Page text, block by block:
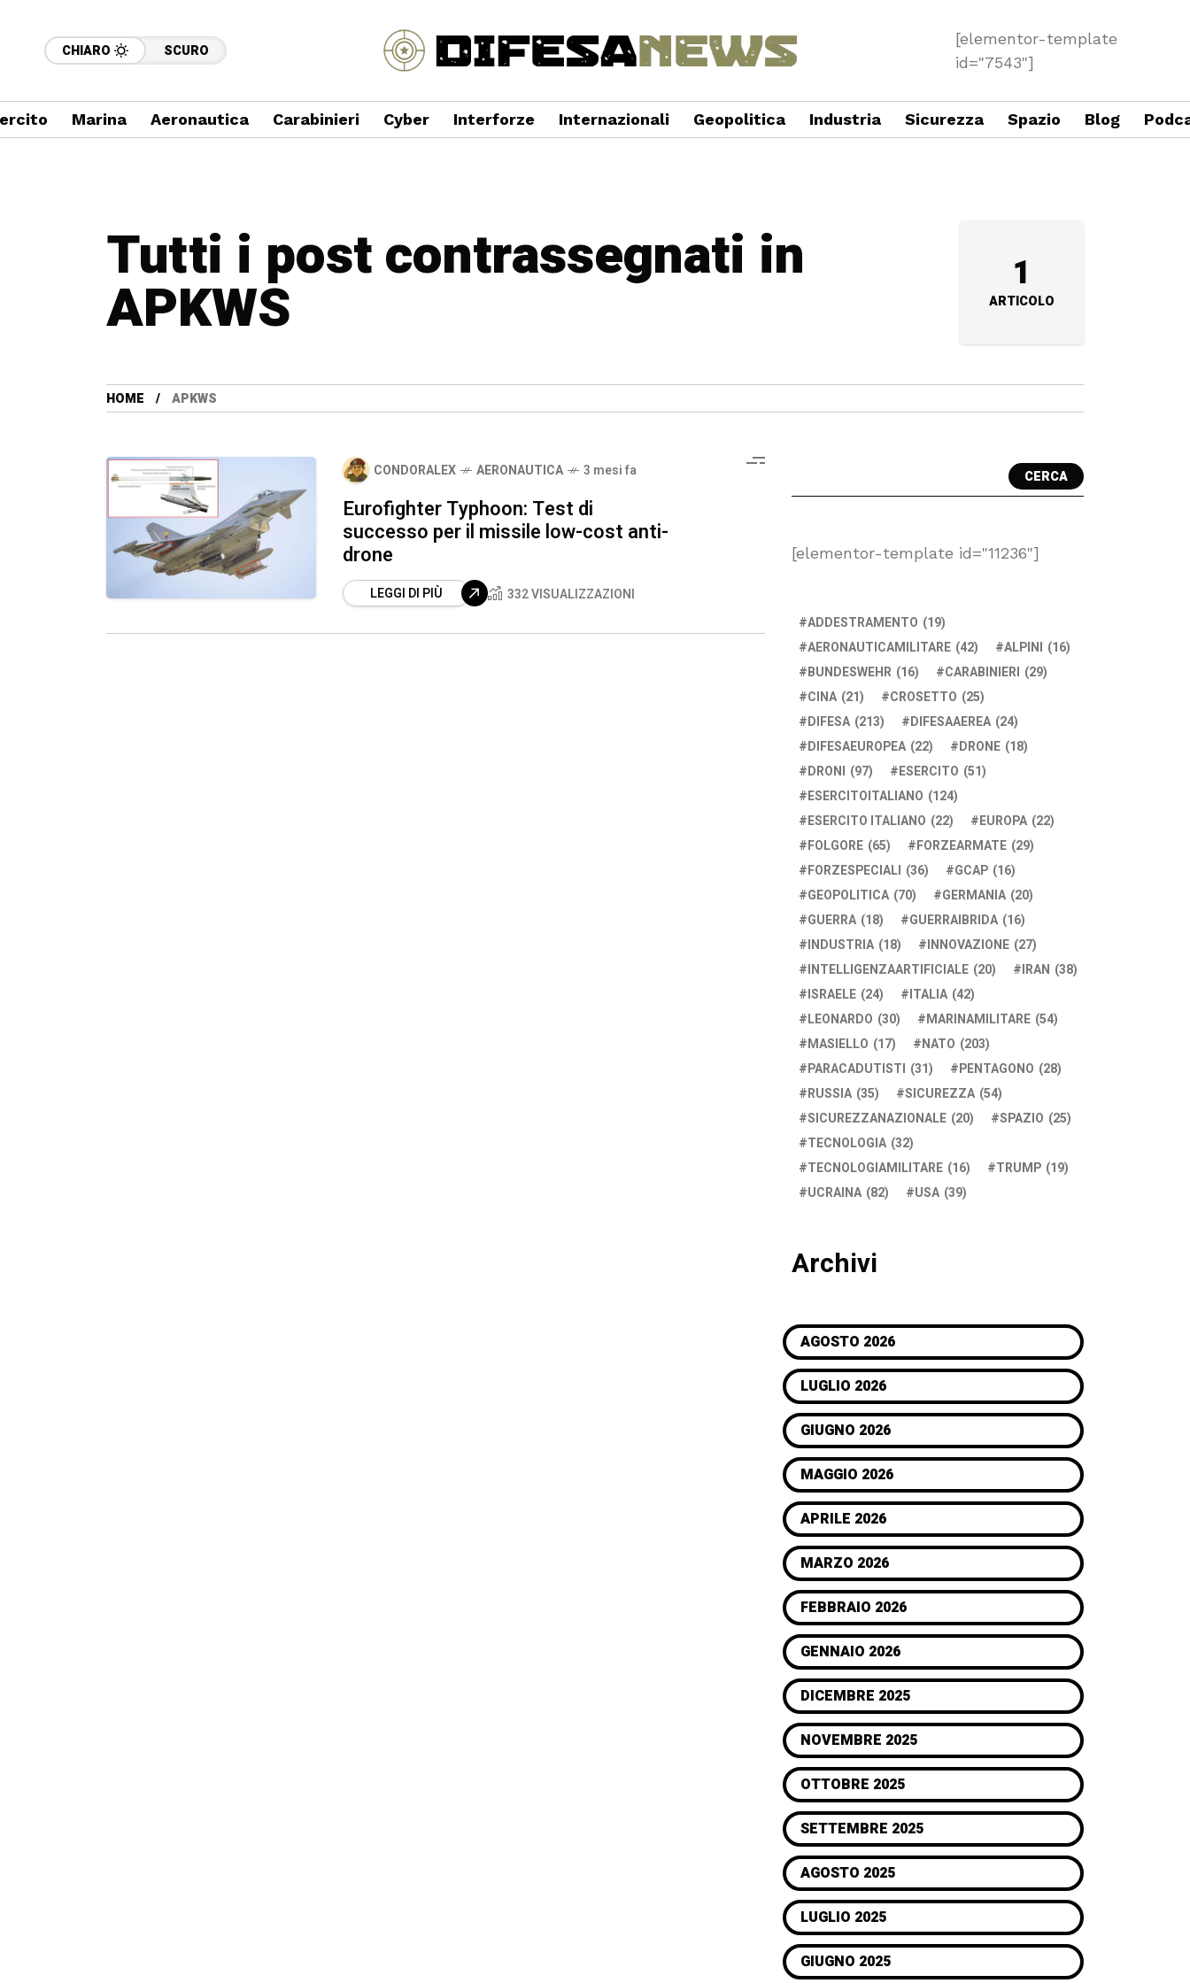
CHIARO SCURO
[elementor-template
id="7543"]
Marina Aeronautica Carabinieri Cyber Interforze Internazionali Geopolitica Industria Sicurezza Spazio Blog
Tutti i post contrassegnati in
APKWS 1
ARTICOLO
HOME APKWS
CONDORALEX AERONAUTICA 3 mesi fa
Eurofighter Typhoon: Test di
successo per il missile low-cost anti-
drone
LEGGI DI PIÙ 332 VISUALIZZAZIONI
CERCA
[elementor-template id="11236"]
ADDESTRAMENTO (19)
AERONAUTICAMILITARE (42) ALPINI (16)
BUNDESWEHR (16) CARABINIERI (29)
CINA (21) CROSETTO (25)
DIFESA (213) DIFESAAEREA (24)
DIFESAEUROPEA (22) DRONE (18)
DRONI (97) ESERCITO (51)
ESERCITOITALIANO (124)
ESERCITO ITALIANO (22) EUROPA (22)
FOLGORE (65) FORZEARMATE (29)
FORZESPECIALI (36) GCAP (16)
GEOPOLITICA (70) GERMANIA (20)
GUERRA (18) GUERRAIBRIDA (16)
INDUSTRIA (18) INNOVAZIONE (27)
INTELLIGENZAARTIFICIALE (20) IRAN (38)
ISRAELE (24) ITALIA (42)
LEONARDO (30) MARINAMILITARE (54)
MASIELLO (17) NATO (203)
PARACADUTISTI (31) PENTAGONO (28)
RUSSIA (35) SICUREZZA (54)
SICUREZZANAZIONALE (20) SPAZIO (25)
TECNOLOGIA (32)
TECNOLOGIAMILITARE (16) TRUMP (19)
UCRAINA (82) USA (39)
Archivi
AGOSTO 2026
LUGLIO 2026
GIUGNO 2026
MAGGIO 2026
APRILE 2026
MARZO 2026
FEBBRAIO 2026
GENNAIO 2026
DICEMBRE 2025
NOVEMBRE 2025
OTTOBRE 2025
SETTEMBRE 2025
AGOSTO 2025
LUGLIO 2025
GIUGNO 2025